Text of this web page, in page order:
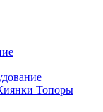
Топоры